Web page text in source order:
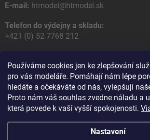
Používáme cookies jen ke zlepšování
pro vás modeláře. Pomáhají nám lépe
hledáte a očekáváte od nás, vylepšují
Proto nám váš souhlas zvedne náladu a
která povede k vaší vyšší spokojenosti.
Nastavení
E-mail: htmodel@htmodel.sk
Telefon do výdejny a skladu:
+421 (0) 52 7768 212
HT model
Na letisko 49
058 01 Poprad
Slovenská Republika